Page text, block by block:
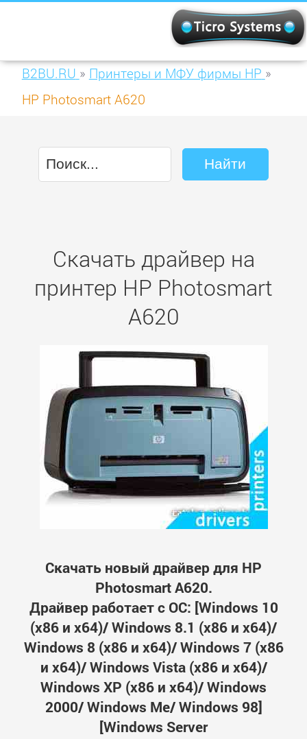
B2BU.RU » Принтеры и МФУ фирмы HP »
HP Photosmart A620
Скачать драйвер на
принтер HP Photosmart
A620
Скачать новый драйвер для HP
Photosmart A620.
Драйвер работает с ОС: [Windows 10
(x86 и x64)/ Windows 8.1 (x86 и x64)/
Windows 8 (x86 и x64)/ Windows 7 (x86
и x64)/ Windows Vista (x86 и x64)/
Windows XP (x86 и x64)/ Windows
2000/ Windows Me/ Windows 98]
[Windows Server